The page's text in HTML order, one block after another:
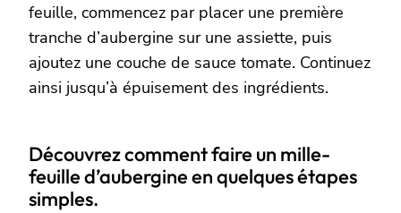
feuille, commencez par placer une première
tranche d’aubergine sur une assiette, puis
ajoutez une couche de sauce tomate. Continuez
ainsi jusqu’à épuisement des ingrédients.
Découvrez comment faire un mille-
feuille d’aubergine en quelques étapes
simples.